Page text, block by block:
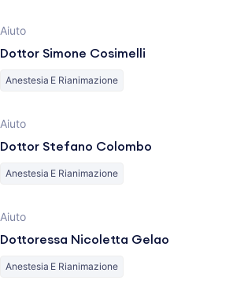
Aiuto
Dottor Simone Cosimelli
Anestesia E Rianimazione
Aiuto
Dottor Stefano Colombo
Anestesia E Rianimazione
Aiuto
Dottoressa Nicoletta Gelao
Anestesia E Rianimazione